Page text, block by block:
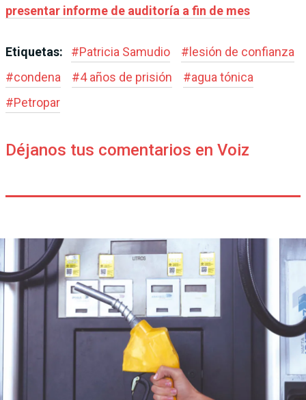
presentar informe de auditoría a fin de mes
Etiquetas: #Patricia Samudio # lesión de confianza
#condena #4 años de prisión #agua tónica
#Petropar
Déjanos tus comentarios en Voiz